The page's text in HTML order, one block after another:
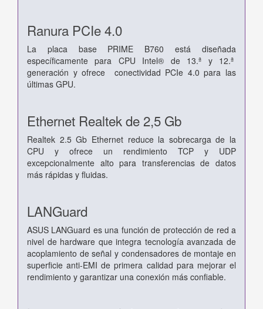
Ranura PCIe 4.0
La placa base PRIME B760 está diseñada
específicamente para CPU Intel® de 13.ª y 12.ª
generación y ofrece conectividad PCIe 4.0 para las
últimas GPU.
Ethernet Realtek de 2,5 Gb
Realtek 2.5 Gb Ethernet reduce la sobrecarga de la
CPU y ofrece un rendimiento TCP y UDP
excepcionalmente alto para transferencias de datos
más rápidas y fluidas.
LANGuard
ASUS LANGuard es una función de protección de red a
nivel de hardware que integra tecnología avanzada de
acoplamiento de señal y condensadores de montaje en
superficie anti-EMI de primera calidad para mejorar el
rendimiento y garantizar una conexión más confiable.